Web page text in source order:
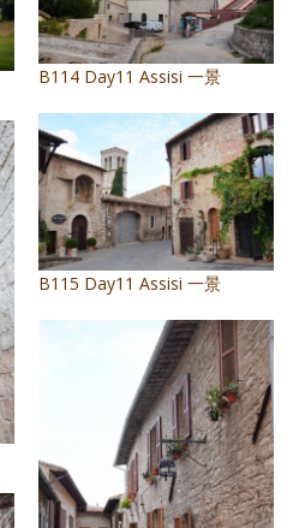
B114 Day11 Assisi 一景
B115 Day11 Assisi 一景